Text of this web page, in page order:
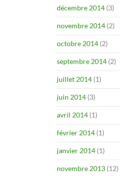
décembre 2014 (3)
novembre 2014 (2)
octobre 2014 (2)
septembre 2014 (2)
juillet 2014 (1)
juin 2014 (3)
avril 2014 (1)
février 2014 (1)
janvier 2014 (1)
novembre 2013 (12)